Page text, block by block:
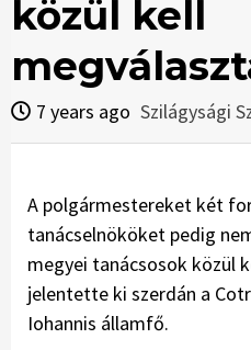
közül kell
7 years ago Szilágysági
A polgármestereket két
tanácselnököket pedig
megyei tanácsosok közül
jelentette ki szerdán a
Iohannis államfő.